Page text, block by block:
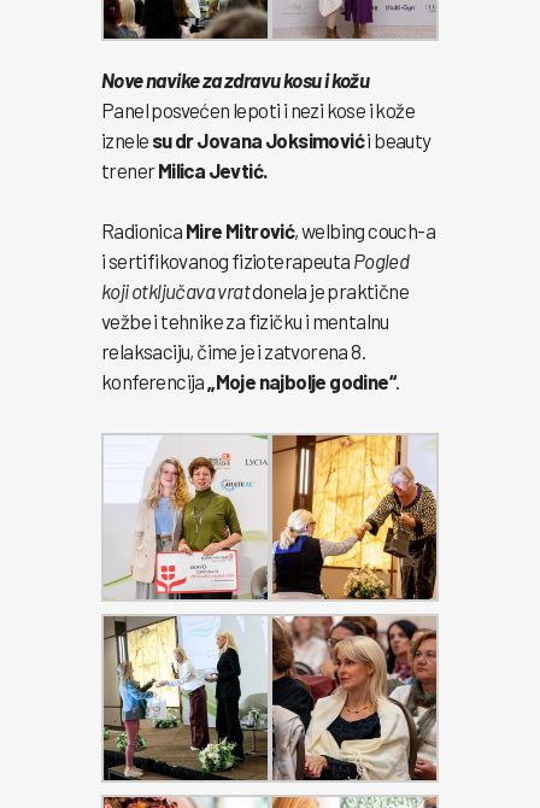
Nove navike za zdravu kosu i kožu
Panel posvećen lepoti i nezi kose i kože
iznele su dr Jovana Joksimovići beauty
trenerMilica Jevtić.
Radionica Mire Mitrović, welbing couch-a
i sertifikovanog fizioterapeuta Pogled
koji otključava vratdonela je praktične
vežbe i tehnike za fizičku i mentalnu
relaksaciju, čime je i zatvorena 8.
konferencija „Moje najbolje godine“.